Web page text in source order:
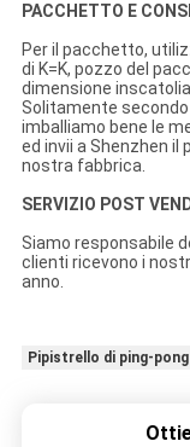
PACCHETTO E
Per il pacchetto,
di K=K, pozzo del
dimensione
Solitamente
imballiamo bene le
ed invii a Shenzhen il
nostra fabbrica.
SERVIZIO POST
Siamo responsabile
clienti ricevono i
anno.
Pipistrello di ping-pong